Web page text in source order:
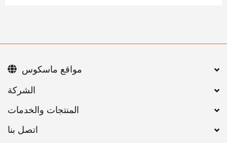
اتصل بنا
مواقع ماسكوس